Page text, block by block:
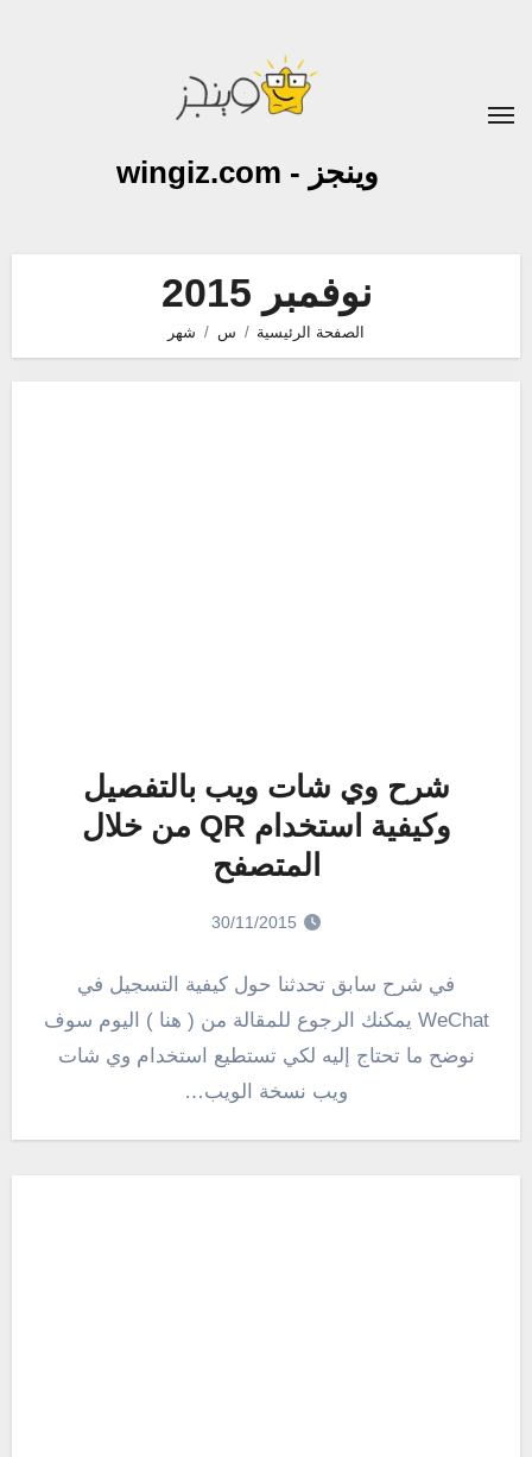
وينجز - wingiz.com
نوفمبر 2015
الصفحة الرئيسية س شهر
شرح وي شات ويب بالتفصيل
وكيفية استخدام QR من خلال
المتصفح
30/11/2015
في شرح سابق تحدثنا حول كيفية التسجيل في
WeChat يمكنك الرجوع للمقالة من ( هنا ) اليوم سوف
نوضح ما تحتاج إليه لكي تستطيع استخدام وي شات
ويب نسخة الويب…